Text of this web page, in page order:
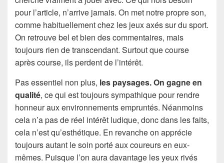
pour l’article, n’arrive jamais. On met notre propre son,
comme habituellement chez les jeux axés sur du sport.
On retrouve bel et bien des commentaires, mais
toujours rien de transcendant. Surtout que course
après course, ils perdent de l’intérêt.
Pas essentiel non plus, les paysages. On gagne en
qualité, ce qui est toujours sympathique pour rendre
honneur aux environnements empruntés. Néanmoins
cela n’a pas de réel intérêt ludique, donc dans les faits,
cela n’est qu’esthétique. En revanche on apprécie
toujours autant le soin porté aux coureurs en eux-
mêmes. Puisque l’on aura davantage les yeux rivés